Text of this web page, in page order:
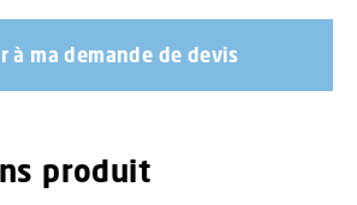
à ma demande de devis
produit